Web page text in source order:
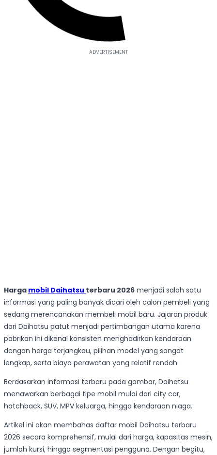
Harga mobil Daihatsu terbaru 2026 menjadi salah satu
informasi yang paling banyak dicari oleh calon pembeli yang
sedang merencanakan membeli mobil baru. Jajaran produk
dari Daihatsu patut menjadi pertimbangan utama karena
pabrikan ini dikenal konsisten menghadirkan kendaraan
dengan harga terjangkau, pilihan model yang sangat
lengkap, serta biaya perawatan yang relatif rendah.
Berdasarkan informasi terbaru pada gambar, Daihatsu
menawarkan berbagai tipe mobil mulai dari city car,
hatchback, SUV, MPV keluarga, hingga kendaraan niaga.
Artikel ini akan membahas daftar mobil Daihatsu terbaru
2026 secara komprehensif, mulai dari harga, kapasitas mesin,
jumlah kursi, hingga segmentasi pengguna. Dengan begitu,